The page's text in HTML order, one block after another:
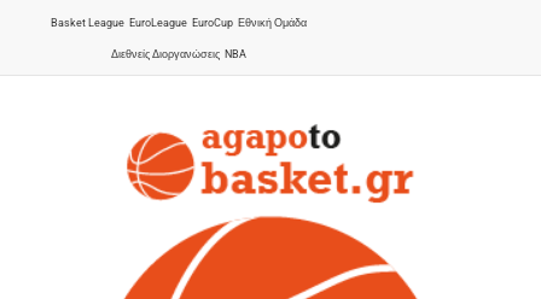
Basket League EuroLeague EuroCup Εθνική Ομάδα
Διεθνείς Διοργανώσεις NBA